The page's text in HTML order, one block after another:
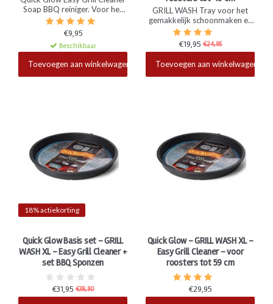
Soap BBQ reiniger. Voor het
zeer grondig reinigen van het
rooster van de BBQ. Door
jouw rooster een nachtje te
laten weken in een combinatie
vuil en vet gemakkelijk los.
€9,95
Beschikbaar
Toevoegen aan winkelwagen
GRILL WASH Tray voor het
gemakkelijk schoonmaken en
laten weken van jouw BBQ
rooster. Voor alle roosters tot
€19,95 €24,95
Toevoegen aan winkelwagen
18% actiekorting
Quick Glow Basis set - GRILL
WASH XL - Easy Grill Cleaner +
set BBQ Sponzen
€31,95 €38,90
Quick Glow - GRILL WASH XL -
Easy Grill Cleaner - voor
roosters tot 59 cm
€29,95